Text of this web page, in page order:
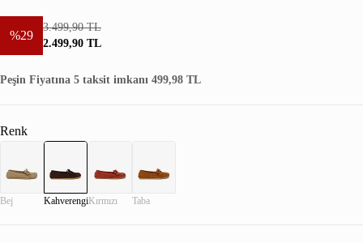
%29
3.499,90 TL
2.499,90 TL
Peşin Fiyatına 5 taksit imkanı 499,98 TL
Renk
Bej KahverengiKırmızı Taba